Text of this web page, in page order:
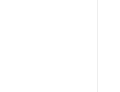
der Beschwerden seltener